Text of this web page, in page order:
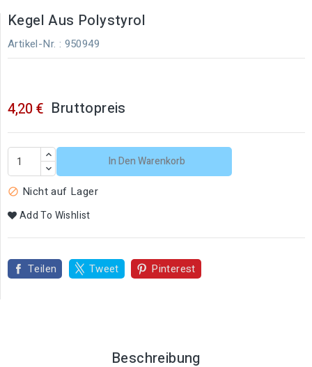
Kegel Aus Polystyrol
Artikel-Nr. : 950949
4,20 € Bruttopreis
In Den Warenkorb
 Nicht auf Lager
Add To Wishlist
Teilen Tweet Pinterest
Beschreibung